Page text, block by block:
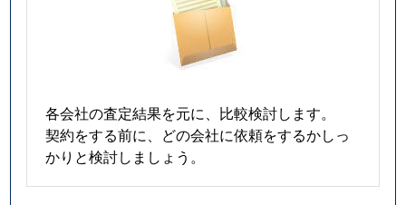
各会社の査定結果を元に、比較検討します。
契約をする前に、どの会社に依頼をするかしっ
かりと検討しましょう。